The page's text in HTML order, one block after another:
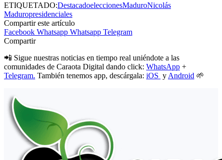
ETIQUETADO:DestacadoeleccionesMaduroNicolás
Maduropresidenciales
Compartir este artículo
Facebook Whatsapp Whatsapp Telegram
Compartir
📲 Sigue nuestras noticias en tiempo real uniéndote a las
comunidades de Caraota Digital dando click: WhatsApp +
Telegram. También tenemos app, descárgala: iOS y Android 🌱